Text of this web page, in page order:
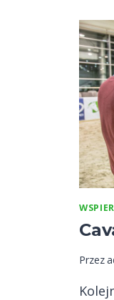
Przez